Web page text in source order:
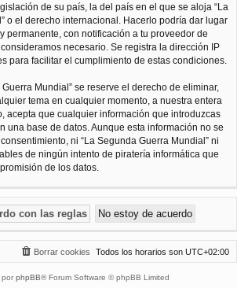
de su país, la del país en el que se aloja “La
o el derecho internacional. Hacerlo podría dar lugar
permanente, con notificación a tu proveedor de
necesario. Se registra la dirección IP
para facilitar el cumplimiento de estas condiciones.
Mundial” se reserve el derecho de eliminar,
tema en cualquier momento, a nuestra entera
acepta que cualquier información que introduzcas
una base de datos. Aunque esta información no se
ni “La Segunda Guerra Mundial” ni
de ningún intento de piratería informática que
de los datos.
Todos los horarios son UTC+02:00
Borrar cookies
por phpBB® Forum Software © phpBB Limited